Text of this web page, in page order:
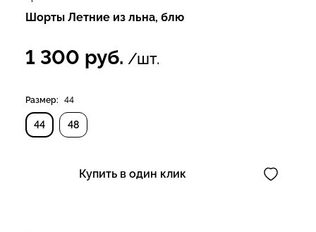
Шорты Летние из льна, блю
1 300 руб. /шт.
Размер: 44
44 48
Купить в один клик